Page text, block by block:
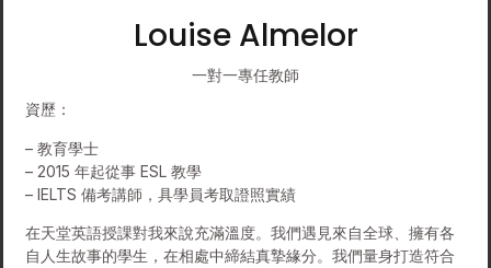
Louise Almelor
一對一專任教師
資歷：
– 教育學士
– 2015 年起從事 ESL 教學
– IELTS 備考講師，具學員考取證照實績
在天堂英語授課對我來說充滿溫度。我們遇見來自全球、擁有各
自人生故事的學生，在相處中締結真摯緣分。我們量身打造符合